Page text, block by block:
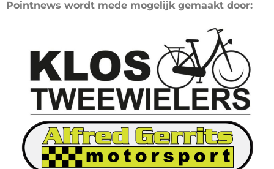
Pointnews wordt mede mogelijk gemaakt door: